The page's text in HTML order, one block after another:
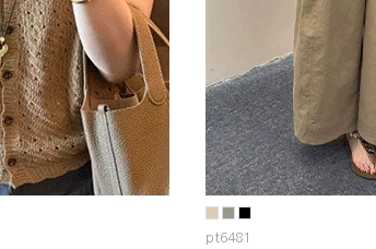
pt6481